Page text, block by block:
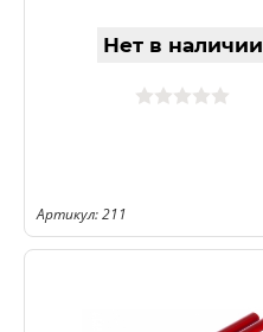
Нет в наличии
Артикул: 211